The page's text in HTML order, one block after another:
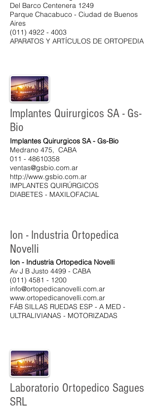
Del Barco Centenera 1249
Parque Chacabuco - Ciudad de Buenos
Aires
(011) 4922 - 4003
​APARATOS Y ARTÍCULOS DE ORTOPEDIA
Implantes Quirurgicos SA - Gs-
Bio
Implantes Quirurgicos SA - Gs-Bio
Medrano 475, CABA
011 - 48610358
ventas@gsbio.com.ar
http://www.gsbio.com.ar
IMPLANTES QUIRÚRGICOS
DIABETES - MAXILOFACIAL
Ion - Industria Ortopedica
Novelli
Ion - Industria Ortopedica Novelli
Av J B Justo 4499 - CABA
(011) 4581 - 1200
info@ortopedicanovelli.com.ar
www.ortopedicanovelli.com.ar
FÁB SILLAS RUEDAS ESP - A MED -
ULTRALIVIANAS - MOTORIZADAS
Laboratorio Ortopedico Sagues
SRL